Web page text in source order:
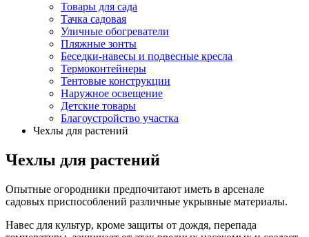
Товары для сада
Тачка садовая
Уличные обогреватели
Пляжные зонты
Беседки-навесы и подвесные кресла
Термоконтейнеры
Тентовые конструкции
Наружное освещение
Детские товары
Благоустройство участка
Чехлы для растений
Чехлы для растений
Опытные огородники предпочитают иметь в арсенале
садовых приспособлений различные укрывные материалы.
Навес для культур, кроме защиты от дождя, перепада